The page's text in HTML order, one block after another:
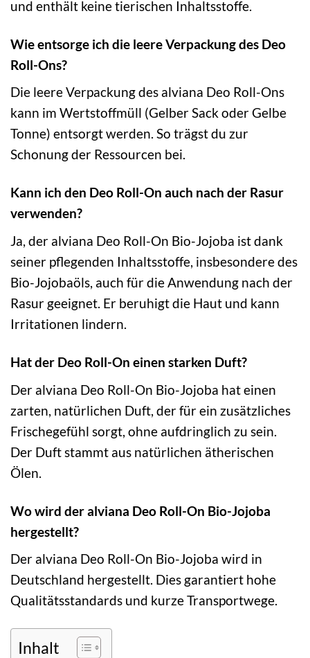
und enthält keine tierischen Inhaltsstoffe.
Wie entsorge ich die leere Verpackung des Deo
Roll-Ons?
Die leere Verpackung des alviana Deo Roll-Ons
kann im Wertstoffmüll (Gelber Sack oder Gelbe
Tonne) entsorgt werden. So trägst du zur
Schonung der Ressourcen bei.
Kann ich den Deo Roll-On auch nach der Rasur
verwenden?
Ja, der alviana Deo Roll-On Bio-Jojoba ist dank
seiner pflegenden Inhaltsstoffe, insbesondere des
Bio-Jojobaöls, auch für die Anwendung nach der
Rasur geeignet. Er beruhigt die Haut und kann
Irritationen lindern.
Hat der Deo Roll-On einen starken Duft?
Der alviana Deo Roll-On Bio-Jojoba hat einen
zarten, natürlichen Duft, der für ein zusätzliches
Frischegefühl sorgt, ohne aufdringlich zu sein.
Der Duft stammt aus natürlichen ätherischen
Ölen.
Wo wird der alviana Deo Roll-On Bio-Jojoba
hergestellt?
Der alviana Deo Roll-On Bio-Jojoba wird in
Deutschland hergestellt. Dies garantiert hohe
Qualitätsstandards und kurze Transportwege.
Inhalt